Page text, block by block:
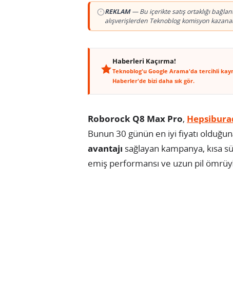
REKLAM— Bu içerikte satış ortaklığı
alışverişlerden Teknoblog komisyon
Haberleri Kaçırma!
Teknoblog'u Google Arama'da tercihli
Haberler'de bizi daha sık gör.
Roborock Q8 Max Pro,
Bunun 30 günün en iyi fiyatı
avantajı sağlayan kampanya, kısa
emiş performansı ve uzun pil